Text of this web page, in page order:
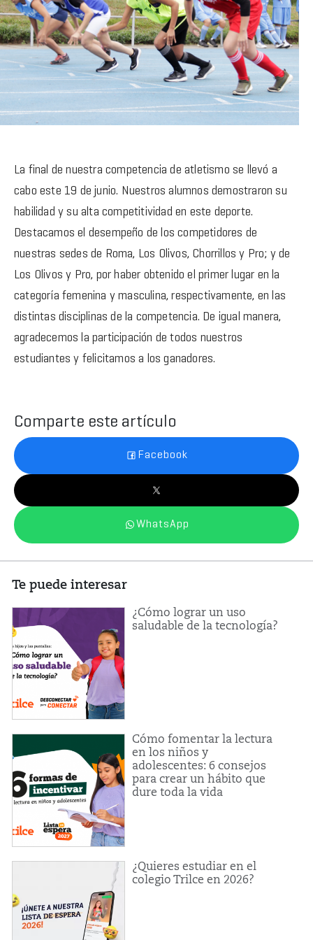
La final de nuestra competencia de atletismo se llevó a
cabo este 19 de junio. Nuestros alumnos demostraron su
habilidad y su alta competitividad en este deporte.
Destacamos el desempeño de los competidores de
nuestras sedes de Roma, Los Olivos, Chorrillos y Pro; y de
Los Olivos y Pro, por haber obtenido el primer lugar en la
categoría femenina y masculina, respectivamente, en las
distintas disciplinas de la competencia. De igual manera,
agradecemos la participación de todos nuestros
estudiantes y felicitamos a los ganadores.
Comparte este artículo
Facebook
WhatsApp
Te puede interesar
¿Cómo lograr un uso
saludable de la tecnología?
Cómo fomentar la lectura
en los niños y
adolescentes: 6 consejos
para crear un hábito que
dure toda la vida
¿Quieres estudiar en el
colegio Trilce en 2026?